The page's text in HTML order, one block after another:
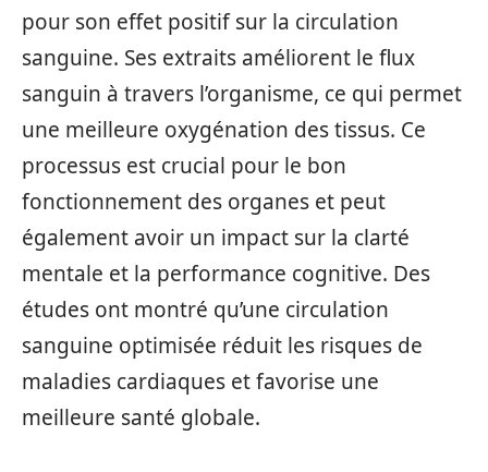
pour son effet positif sur la circulation
sanguine. Ses extraits améliorent le flux
sanguin à travers l’organisme, ce qui permet
une meilleure oxygénation des tissus. Ce
processus est crucial pour le bon
fonctionnement des organes et peut
également avoir un impact sur la clarté
mentale et la performance cognitive. Des
études ont montré qu’une circulation
sanguine optimisée réduit les risques de
maladies cardiaques et favorise une
meilleure santé globale.